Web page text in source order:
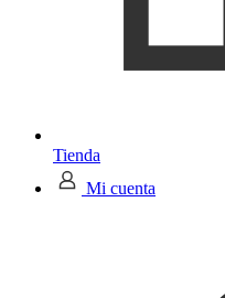
Tienda
Mi cuenta